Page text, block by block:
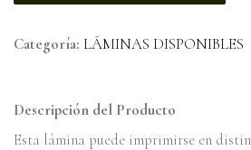
Categoría: LÁMINAS DISPONIBLES
Descripción del Producto
Esta lámina puede imprimirse en